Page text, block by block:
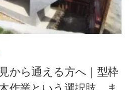
から通える方へ｜型枠